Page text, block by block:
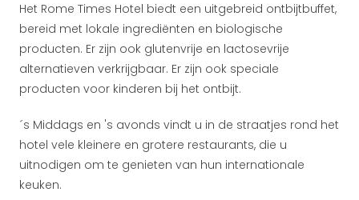
Het Rome Times Hotel biedt een uitgebreid ontbijtbuffet,
bereid met lokale ingrediënten en biologische
producten. Er zijn ook glutenvrije en lactosevrije
alternatieven verkrijgbaar. Er zijn ook speciale
producten voor kinderen bij het ontbijt.
´s Middags en 's avonds vindt u in de straatjes rond het
hotel vele kleinere en grotere restaurants, die u
uitnodigen om te genieten van hun internationale
keuken.